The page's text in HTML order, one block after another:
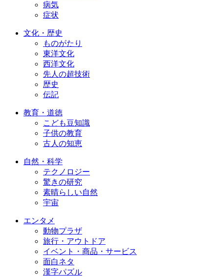
病気
症状
文化・歴史
ものがたり
東洋文化
西洋文化
先人の超技術
歴史
伝記
教育・道徳
こども豆知識
子供の教育
古人の知恵
自然・科学
テクノロジー
驚きの研究
素晴らしい自然
宇宙
エンタメ
動物プラザ
旅行・アウトドア
イベント・商品・サービス
面白ネタ
漢字パズル